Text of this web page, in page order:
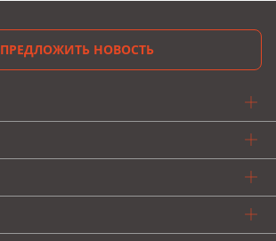
ПРЕДЛОЖИТЬ НОВОСТЬ